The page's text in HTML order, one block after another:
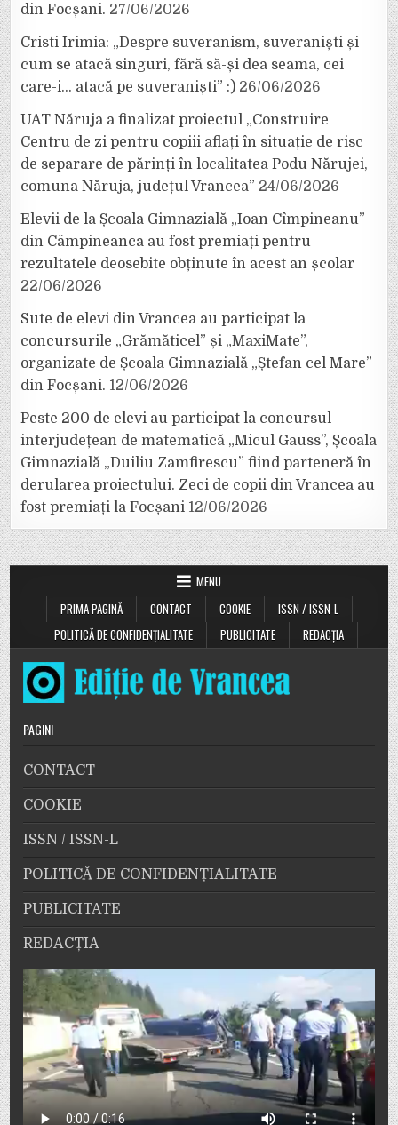
din Focșani. 27/06/2026
Cristi Irimia: „Despre suveranism, suveraniști și
cum se atacă singuri, fără să-și dea seama, cei
care-i… atacă pe suveraniști” :) 26/06/2026
UAT Năruja a finalizat proiectul „Construire
Centru de zi pentru copiii aflați în situație de risc
de separare de părinți în localitatea Podu Nărujei,
comuna Năruja, județul Vrancea” 24/06/2026
Elevii de la Școala Gimnazială „Ioan Cîmpineanu”
din Câmpineanca au fost premiați pentru
rezultatele deosebite obținute în acest an școlar
22/06/2026
Sute de elevi din Vrancea au participat la
concursurile „Grămăticel” și „MaxiMate”,
organizate de Școala Gimnazială „Ștefan cel Mare”
din Focșani. 12/06/2026
Peste 200 de elevi au participat la concursul
interjudețean de matematică „Micul Gauss”, Școala
Gimnazială „Duiliu Zamfirescu” fiind parteneră în
derularea proiectului. Zeci de copii din Vrancea au
fost premiați la Focșani 12/06/2026
MENU
PRIMA PAGINĂ
CONTACT COOKIE
ISSN / ISSN-L
POLITICĂ DE CONFIDENȚIALITATE
PUBLICITATE REDACȚIA
PAGINI
CONTACT
COOKIE
ISSN / ISSN-L
POLITICĂ DE CONFIDENȚIALITATE
PUBLICITATE
REDACȚIA